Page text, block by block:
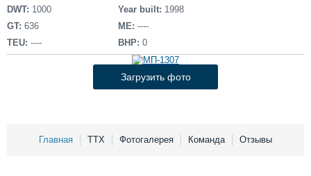
Пульс
Новости
Компании
Репутация
Доска объявлений
Продажа флота
Оборудование
Изделия
Материалы
Услуги
DWT: 1000
GT: 636
TEU: ----
Year built: 1998
ME: ----
BHP: 0
Загрузить фото
Главная ТТХ Фотогалерея Команда Отзывы